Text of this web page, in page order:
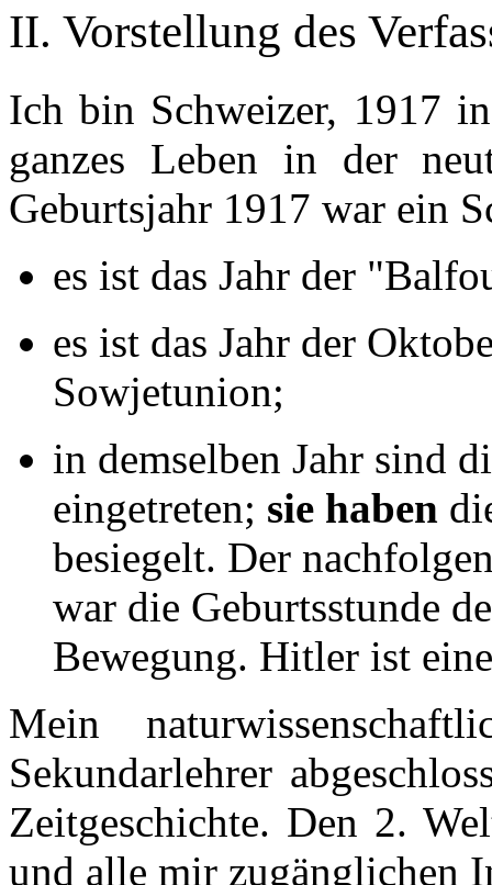
II. Vorstellung des
Ich bin Schweizer, 1917
ganzes Leben in der
Geburtsjahr 1917 war ein
es ist das Jahr der
es ist das Jahr der
Sowjetunion;
in demselben Jahr sind
eingetreten; sie haben
besiegelt. Der
war die Geburtsstunde
Bewegung. Hitler ist
Mein
Sekundarlehrer
Zeitgeschichte. Den 2.
und alle mir zugänglichen